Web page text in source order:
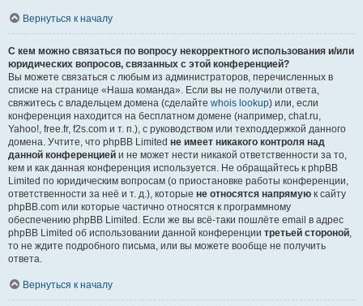
Вернуться к началу
С кем можно связаться по вопросу некорректного использования и/или
юридических вопросов, связанных с этой конференцией?
Вы можете связаться с любым из администраторов, перечисленных в
списке на странице «Наша команда». Если вы не получили ответа,
свяжитесь с владельцем домена (сделайте whois lookup) или, если
конференция находится на бесплатном домене (например, chat.ru,
Yahoo!, free.fr, f2s.com и т. п.), с руководством или техподдержкой данного
домена. Учтите, что phpBB Limited не имеет никакого контроля над
данной конференцией и не может нести никакой ответственности за то,
кем и как данная конференция используется. Не обращайтесь к phpBB
Limited по юридическим вопросам (о приостановке работы конференции,
ответственности за неё и т. д.), которые не относятся напрямую к сайту
phpBB.com или которые частично относятся к программному
обеспечению phpBB Limited. Если же вы всё-таки пошлёте email в адрес
phpBB Limited об использовании данной конференции третьей стороной,
то не ждите подробного письма, или вы можете вообще не получить
ответа.
Вернуться к началу